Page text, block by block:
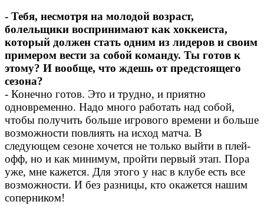
- Тебя, несмотря на молодой возраст,
болельщики воспринимают как хоккеиста,
который должен стать одним из лидеров и своим
примером вести за собой команду. Ты готов к
этому? И вообще, что ждешь от предстоящего
сезона?
- Конечно готов. Это и трудно, и приятно
одновременно. Надо много работать над собой,
чтобы получить больше игрового времени и больше
возможности повлиять на исход матча. В
следующем сезоне хочется не только выйти в плей-
офф, но и как минимум, пройти первый этап. Пора
уже, мне кажется. Для этого у нас в клубе есть все
возможности. И без разницы, кто окажется нашим
соперником!